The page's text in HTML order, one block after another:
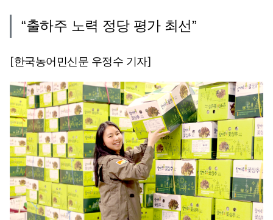
“출하주 노력 정당 평가 최선”
[한국농어민신문 우정수 기자]